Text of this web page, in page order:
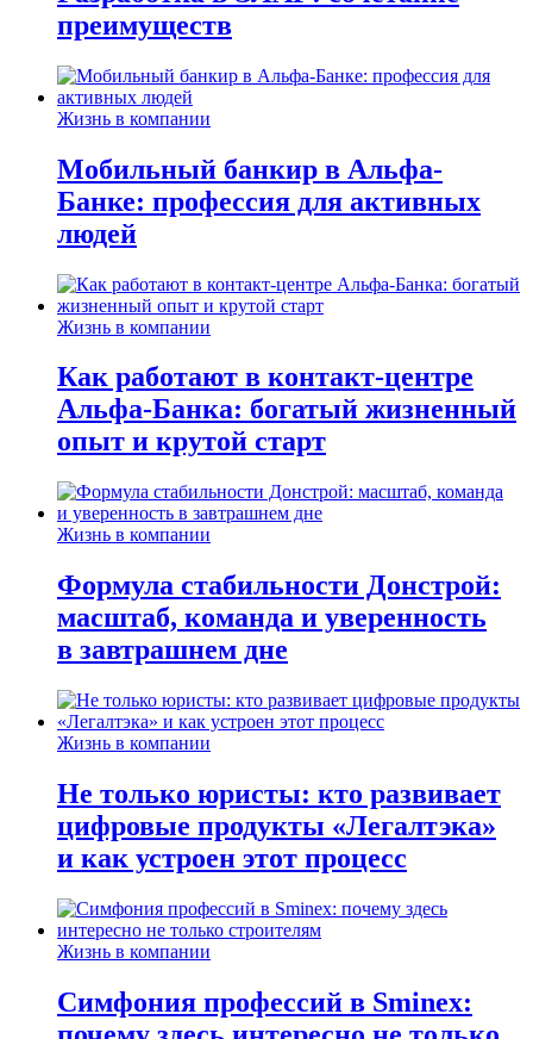
преимуществ
Жизнь в компании
Мобильный банкир в Альфа-
Банке: профессия для активных
людей
Жизнь в компании
Как работают в контакт-центре
Альфа-Банка: богатый жизненный
опыт и крутой старт
Жизнь в компании
Формула стабильности Донстрой:
масштаб, команда и уверенность
в завтрашнем дне
Жизнь в компании
Не только юристы: кто развивает
цифровые продукты «Легалтэка»
и как устроен этот процесс
Жизнь в компании
Симфония профессий в Sminex: